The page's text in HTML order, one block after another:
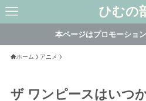
ひむの
本ページはプロモーショ
ホーム アニメ
ザ ワンピースはいつ